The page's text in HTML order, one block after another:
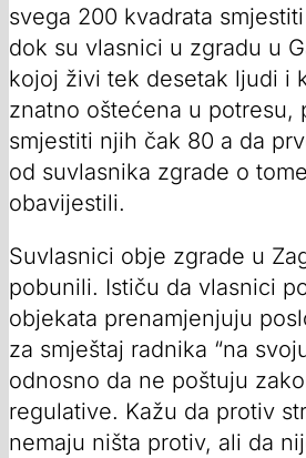
svega 200 kvadrata
dok su vlasnici u zgradu u
kojoj živi tek desetak ljudi i
znatno oštećena u potresu,
smjestiti njih čak 80 a da
od suvlasnika zgrade o
obavijestili.
Suvlasnici obje zgrade u
pobunili. Ističu da vlasnici
objekata prenamjenjuju
za smještaj radnika “na
odnosno da ne poštuju
regulative. Kažu da protiv
nemaju ništa protiv, ali da